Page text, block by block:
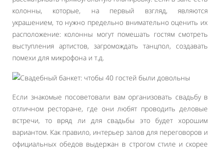
колонны, которые, на первый взгляд, являются
украшением, то нужно предельно внимательно оценить их
расположение: колонны могут помешать гостям смотреть
выступления артистов, загромождать танцпол, создавать
помехи для микрофона и т.д.
Если знакомые посоветовали вам организовать свадьбу в
отличном ресторане, где они любят проводить деловые
встречи, то вряд ли для свадьбы это будет хорошим
вариантом. Как правило, интерьер залов для переговоров и
официальных обедов выдержан в строгом стиле и скорее